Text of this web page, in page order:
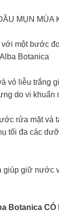
MỤN MÙA
với một bước
Botanica
vỏ liễu trắng
do vi khuẩn
rửa mặt và
tối đa các
giúp giữ nước
Botanica CÓ